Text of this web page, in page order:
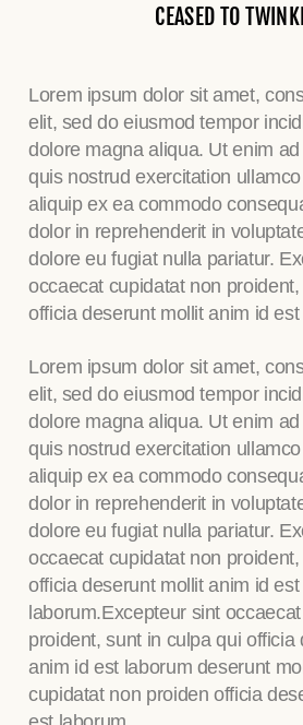
CEASED TO
Lorem ipsum dolor sit amet,
elit, sed do eiusmod tempor
dolore magna aliqua. Ut enim
quis nostrud exercitation
aliquip ex ea commodo
dolor in reprehenderit in
dolore eu fugiat nulla pariatur.
occaecat cupidatat non
officia deserunt mollit anim id
Lorem ipsum dolor sit amet,
elit, sed do eiusmod tempor
dolore magna aliqua. Ut enim
quis nostrud exercitation
aliquip ex ea commodo
dolor in reprehenderit in
dolore eu fugiat nulla pariatur.
occaecat cupidatat non
officia deserunt mollit anim id est
laborum.Excepteur sint
proident, sunt in culpa qui officia
anim id est laborum deserunt
cupidatat non proiden officia